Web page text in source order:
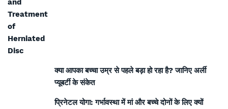
क्या आपका बच्चा उम्र से पहले बड़ा हो रहा है? जानिए अर्ली
प्यूबर्टी के संकेत
प्रिनेटल योगा: गर्भावस्था में मां और बच्चे दोनों के लिए क्यों